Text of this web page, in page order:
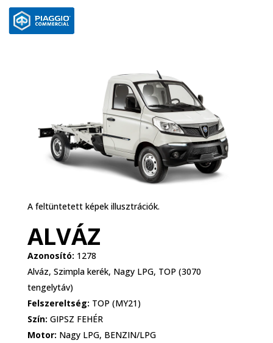
A feltüntetett képek illusztrációk.
ALVÁZ
Azonosító: 1278
Alváz, Szimpla kerék, Nagy LPG, TOP (3070
tengelytáv)
Felszereltség: TOP (MY21)
Szín: GIPSZ FEHÉR
Motor: Nagy LPG, BENZIN/LPG